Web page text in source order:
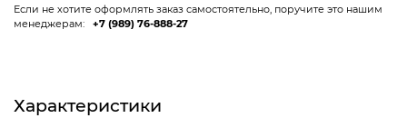
Если не хотите оформлять заказ самостоятельно, поручите это нашим
менеджерам:
+7 (989) 76-888-27
Характеристики